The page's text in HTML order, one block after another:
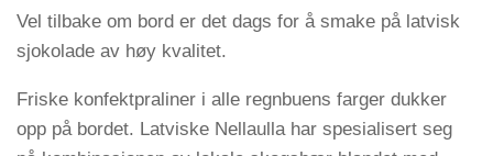
Vel tilbake om bord er det dags for å smake på latvisk
sjokolade av høy kvalitet.
Friske konfektpraliner i alle regnbuens farger dukker
opp på bordet. Latviske Nellaulla har spesialisert seg